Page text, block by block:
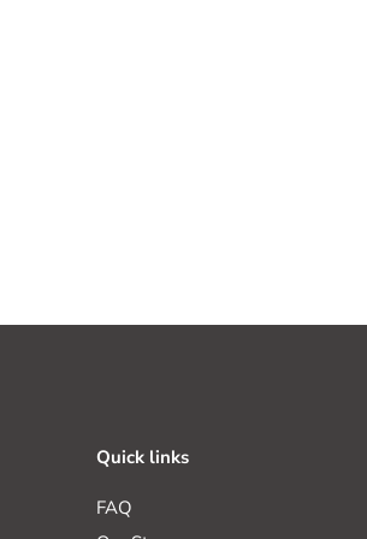
Quick links
FAQ